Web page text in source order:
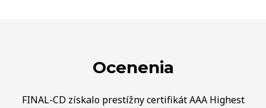
Ocenenia
FINAL-CD získalo prestížny certifikát AAA Highest